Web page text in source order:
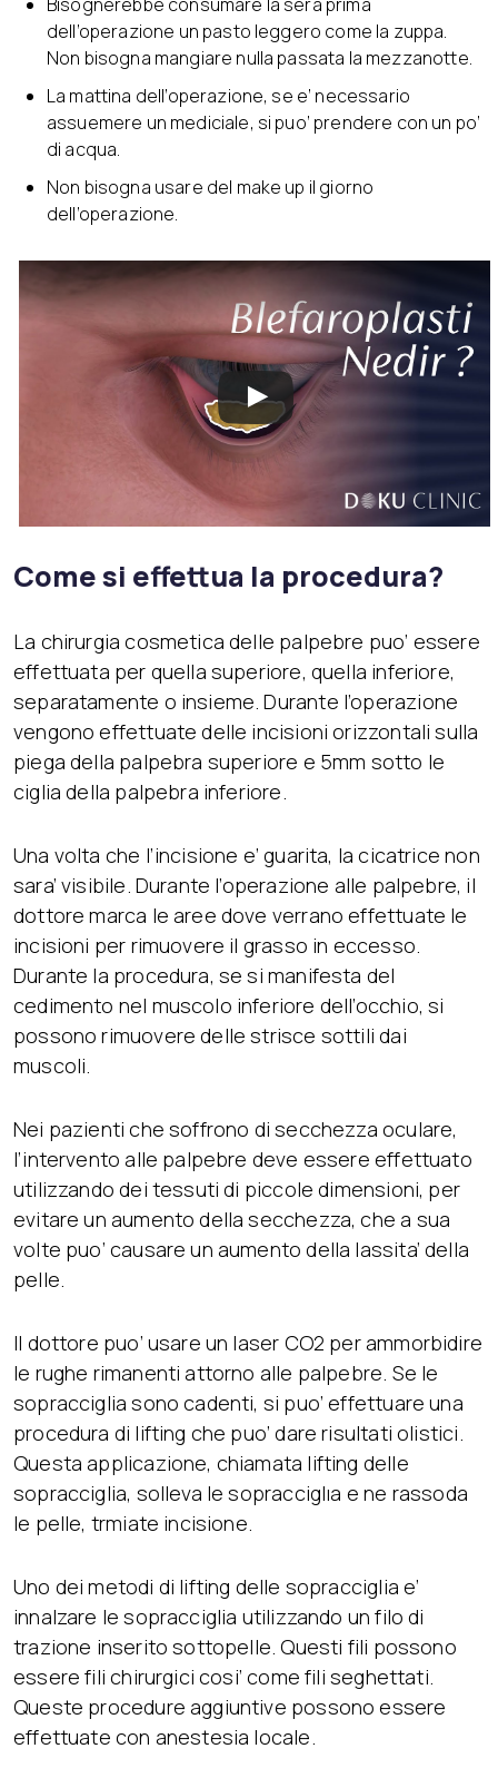
Bisognerebbe consumare la sera prima
dell’operazione un pasto leggero come la zuppa.
Non bisogna mangiare nulla passata la mezzanotte.
La mattina dell’operazione, se e’ necessario
assuemere un mediciale, si puo’ prendere con un po’
di acqua.
Non bisogna usare del make up il giorno
dell’operazione.
Come si effettua la procedura?
La chirurgia cosmetica delle palpebre puo’ essere
effettuata per quella superiore, quella inferiore,
separatamente o insieme. Durante l’operazione
vengono effettuate delle incisioni orizzontali sulla
piega della palpebra superiore e 5mm sotto le
ciglia della palpebra inferiore.
Una volta che l’incisione e’ guarita, la cicatrice non
sara’ visibile. Durante l’operazione alle palpebre, il
dottore marca le aree dove verrano effettuate le
incisioni per rimuovere il grasso in eccesso.
Durante la procedura, se si manifesta del
cedimento nel muscolo inferiore dell’occhio, si
possono rimuovere delle strisce sottili dai
muscoli.
Nei pazienti che soffrono di secchezza oculare,
l’intervento alle palpebre deve essere effettuato
utilizzando dei tessuti di piccole dimensioni, per
evitare un aumento della secchezza, che a sua
volte puo’ causare un aumento della lassita’ della
pelle.
Il dottore puo’ usare un laser CO2 per ammorbidire
le rughe rimanenti attorno alle palpebre. Se le
sopracciglia sono cadenti, si puo’ effettuare una
procedura di lifting che puo’ dare risultati olistici.
Questa applicazione, chiamata lifting delle
sopracciglia, solleva le sopracciglıa e ne rassoda
le pelle, trmiate incisione.
Uno dei metodi di lifting delle sopracciglia e’
innalzare le sopracciglia utilizzando un filo di
trazione inserito sottopelle. Questi fili possono
essere fili chirurgici cosi’ come fili seghettati.
Queste procedure aggiuntive possono essere
effettuate con anestesia locale.